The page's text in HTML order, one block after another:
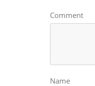
Comment
Name